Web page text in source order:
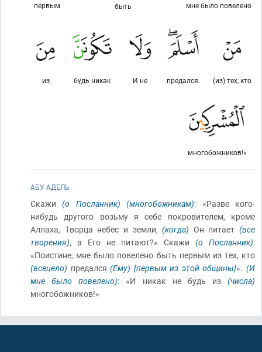
мне было повелено
быть
первым
(из) тех, кто
предался.
И не
будь никак
из
многобожников!»
АБУ АДЕЛЬ
Скажи(о Посланник) (многобожникам): «Разве кого-
нибудь другого возьму я себе покровителем, кроме
Аллаха, Творца небес и земли,(когда) Он питает (все
творения), а Его не питают?» Скажи (о Посланник):
«Поистине, мне было повелено быть первым из тех, кто
(всецело) предался(Ему) [первым из этой общины]».(И
мне было повелено): «И никак не будь из (числа)
многобожников!»